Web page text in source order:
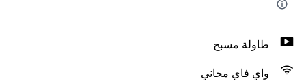
طاولة مسبح
واي فاي مجاني